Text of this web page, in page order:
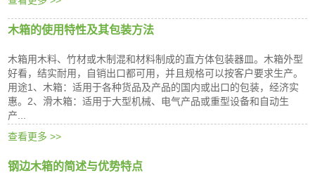
木箱的使用特性及其包装方法
木箱用木料、竹材或木制混和材料制成的直方体包装器皿。木箱外型
好看，结实耐用，自销出口都可用，并且规格可以按客户要求生产。
用途1、木箱：适用于各种货品及产品的国内或出口的包装，经济实
惠。2、滑木箱：适用于大型机械、电气产品或重型设备和自动生
产...
查看更多 >>
钢边木箱的简述与优势特点